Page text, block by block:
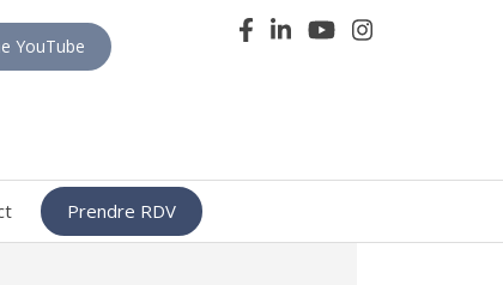
YouTube
Prendre RDV